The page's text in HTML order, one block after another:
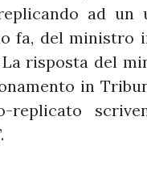
ad un
fa, del ministro
risposta del
in